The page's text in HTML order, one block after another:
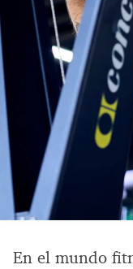
En el mundo